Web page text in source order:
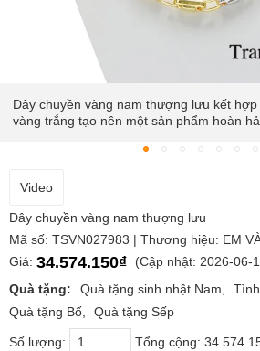
vàng màu và
Được chế tác trên
xảo tôn lên sự lịch
Video
Dây chuyền vàng nam thượng lưu
Mã số: TSVN027983 | Thương hiệu: EM
Giá: 34.574.150₫
(Cập nhật: 2026-06-
Quà tặng:
Quà tặng sinh nhật Nam
Quà tặng Bố
Quà tặng Sếp
Số lượng: Tổng cộng: